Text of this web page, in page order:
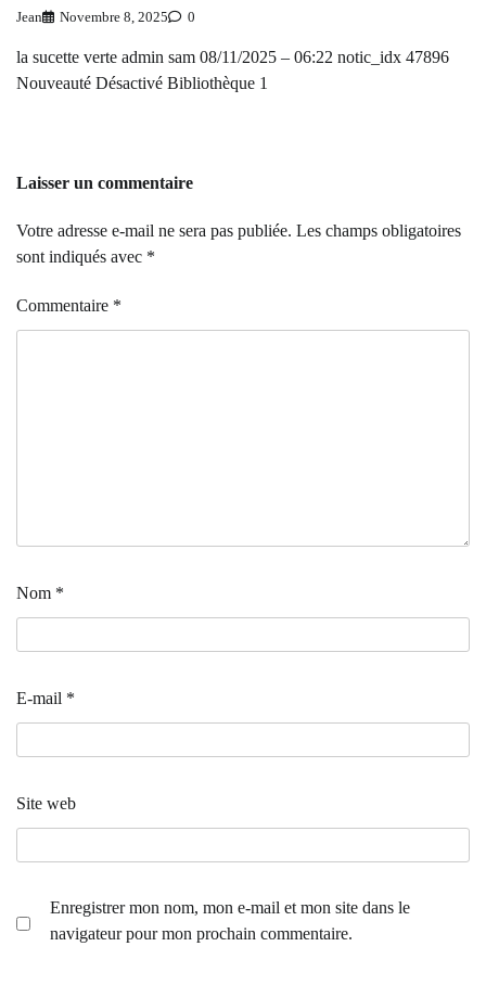
Jean Novembre 8, 2025 0
la sucette verte admin sam 08/11/2025 – 06:22 notic_idx 47896
Nouveauté Désactivé Bibliothèque 1
Laisser un commentaire
Votre adresse e-mail ne sera pas publiée. Les champs obligatoires
sont indiqués avec *
Commentaire *
Nom *
E-mail *
Site web
Enregistrer mon nom, mon e-mail et mon site dans le
navigateur pour mon prochain commentaire.